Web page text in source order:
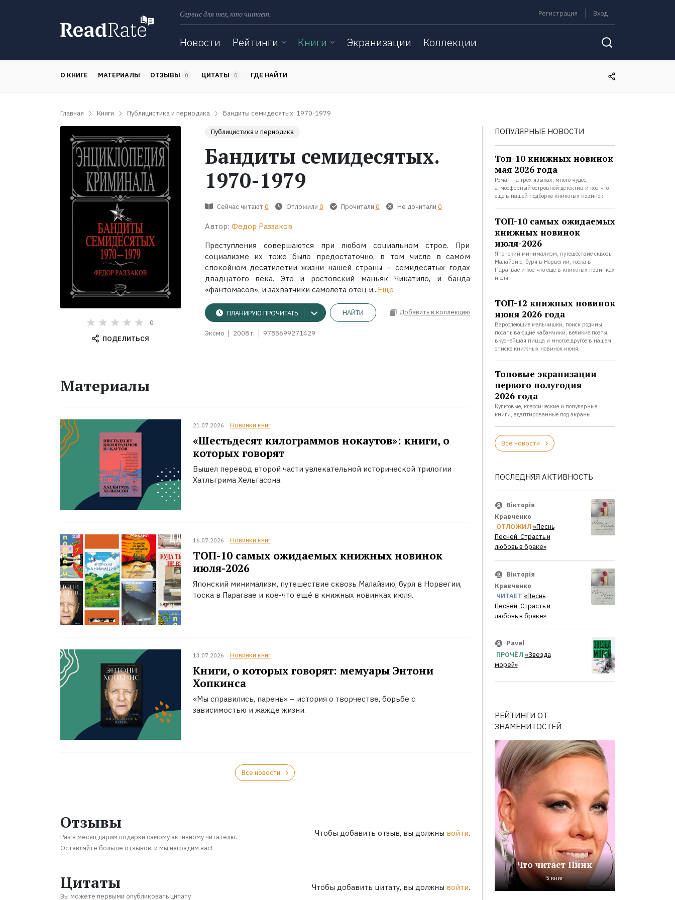
Сервис для тех, кто читает. Регистрация Вход
Новости Рейтинги Книги Экранизации Коллекции
О КНИГЕ МАТЕРИАЛЫ ОТЗЫВЫ 0 ЦИТАТЫ 0 ГДЕ НАЙТИ
Главная Книги Публицистика и периодика Бандиты семидесятых. 1970-1979
0
ПОДЕЛИТЬСЯ
Публицистика и периодика
Бандиты семидесятых.
1970-1979
Сейчас читают 0 Отложили 0 Прочитали 0 Не дочитали 0
Автор: Федор Раззаков
Преступления совершаются при любом социальном строе. При
социализме их тоже было предостаточно, в том числе в самом
спокойном десятилетии жизни нашей страны – семидесятых годах
двадцатого века. Это и ростовский маньяк Чикатило, и банда
«фантомасов», и захватчики самолета отец и...Ещё
ПЛАНИРУЮ ПРОЧИТАТЬ НАЙТИ Добавить в коллекцию
Эксмо 2008 г. 9785699271429
Материалы
21.07.2026 Новинки книг
«Шестьдесят килограммов нокаутов»: книги, о
которых говорят
Вышел перевод второй части увлекательной исторической трилогии
Хатльгрима Хельгасона.
16.07.2026 Новинки книг
ТОП-10 самых ожидаемых книжных новинок
июля-2026
Японский минимализм, путешествие сквозь Малайзию, буря в Норвегии,
тоска в Парагвае и кое-что ещё в книжных новинках июля.
13.07.2026 Новинки книг
Книги, о которых говорят: мемуары Энтони
Хопкинса
«Мы справились, парень» – история о творчестве, борьбе с
зависимостью и жажде жизни.
Все новости
Отзывы
Раз в месяц дарим подарки самому активному читателю.
Оставляйте больше отзывов, и мы наградим вас!
Чтобы добавить отзыв, вы должны войти.
Цитаты
Вы можете первыми опубликовать цитату
Чтобы добавить цитату, вы должны войти.
ПОПУЛЯРНЫЕ НОВОСТИ
Топ-10 книжных новинок
мая 2026 года
Роман на трёх языках, много чудес,
атмосферный островной детектив и кое-что
ещё в нашей подборке книжных новинок.
ТОП-10 самых ожидаемых
книжных новинок
июля-2026
Японский минимализм, путешествие сквозь
Малайзию, буря в Норвегии, тоска в
Парагвае и кое-что ещё в книжных новинках
июля.
ТОП-12 книжных новинок
июня 2026 года
Взрослеющие мальчишки, поиск родины,
посапывающие кабанчики, великие поэты,
вкуснейшая пицца и многое другое в нашем
списке книжных новинок июня.
Топовые экранизации
первого полугодия
2026 года
Культовые, классические и популярные
книги, адаптированные под экраны.
Все новости
ПОСЛЕДНЯЯ АКТИВНОСТЬ
Вікторія
Кравченко
ОТЛОЖИЛ «Песнь
Песней. Страсть и
любовь в браке»
Вікторія
Кравченко
ЧИТАЕТ «Песнь
Песней. Страсть и
любовь в браке»
Pavel
ПРОЧЁЛ «Звезда
морей»
РЕЙТИНГИ ОТ
ЗНАМЕНИТОСТЕЙ
Что читает Пинк
5 книг